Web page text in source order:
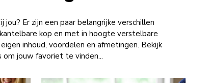
Er zijn een paar belangrijke verschillen
kop en met in hoogte verstelbare
inhoud, voordelen en afmetingen. Bekijk
om jouw favoriet te vinden...